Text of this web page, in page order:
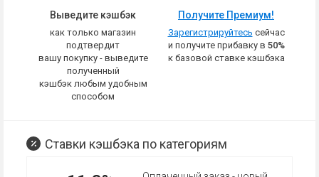
Выведите кэшбэк
как только магазин
подтвердит
вашу покупку - выведите
полученный
кэшбэк любым удобным
способом
Получите Премиум!
Зарегистрируйтесь сейчас
и получите прибавку в 50%
к базовой ставке кэшбэка
Ставки кэшбэка по категориям